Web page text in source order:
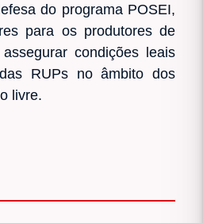
do programa POSEI,
para os produtores de
condições leais
RUPs no âmbito dos
livre.